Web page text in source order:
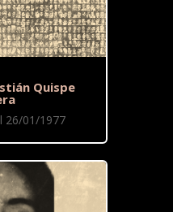
Quispe
26/01/1977